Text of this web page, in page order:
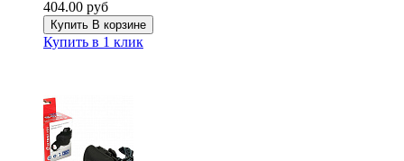
404.00 руб
Купить В корзине
Купить в 1 клик